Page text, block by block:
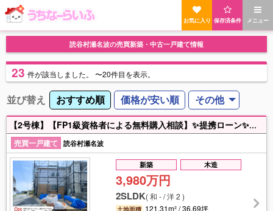
メニュー
保存済条件
お気に入り
読谷村瀬名波の売買新築・中古一戸建て情報
23 件が該当しました。 〜20件目を表示。
並び替え おすすめ順 価格が安い順 その他
【2号棟】【FP1級資格者による無料購入相談】✨提携ローン✨オリコン顧客満足度調査 住宅ローン「金利」「団体信用保険」部門１位の「auじぶん銀行」の対面紹介が可能です！※県内銀行、ネット銀行含め、ベストなローンをご案内します✨営業拠点✨北部～南部まで沖縄県内７拠点展開中！浦添本店、那覇久茂地店、浦添パルコ店、沖縄ライカム店、読谷ローヤルホテル店、読谷残波岬店、名護宮里店✨ミンサーハウスのこだわり✨リクルート（SUUMO）、大手金融機関などを経験した、沖縄特化の住宅・金融プロが専門性の高い情報提供にこだわって伴走します！Instagram、TikTokの総フォロワー数は「１万人以上」と「ミンサーハウス」は非常に多くのうちなんちゅに知って頂いております！※事前予約で年中２４時間、物件案内・相談可能です！
売買一戸建て
読谷村瀬名波
新築 木造
3,980万円
2SLDK(和 - / 洋 2 )
土地面積 121.31m² / 36.69坪